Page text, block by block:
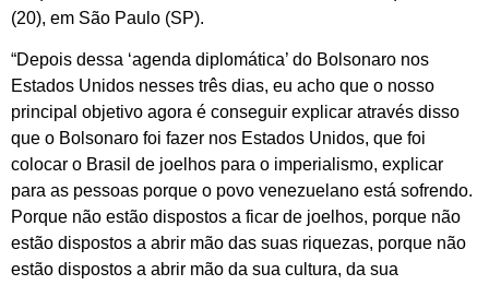
(20), em São Paulo (SP).
“Depois dessa ‘agenda diplomática’ do Bolsonaro nos
Estados Unidos nesses três dias, eu acho que o nosso
principal objetivo agora é conseguir explicar através disso
que o Bolsonaro foi fazer nos Estados Unidos, que foi
colocar o Brasil de joelhos para o imperialismo, explicar
para as pessoas porque o povo venezuelano está sofrendo.
Porque não estão dispostos a ficar de joelhos, porque não
estão dispostos a abrir mão das suas riquezas, porque não
estão dispostos a abrir mão da sua cultura, da sua